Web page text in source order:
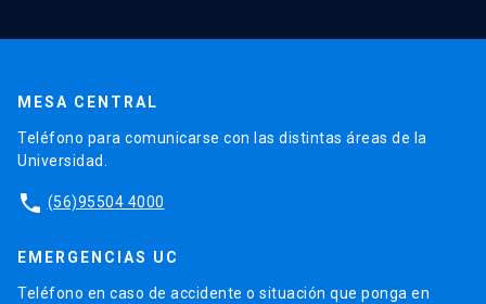
MESA CENTRAL
Teléfono para comunicarse con las distintas áreas de la
Universidad.
phone (56)95504 4000
EMERGENCIAS UC
Teléfono en caso de accidente o situación que ponga en